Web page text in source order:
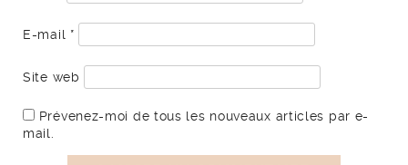
E-mail *
Site web
Prévenez-moi de tous les nouveaux articles par e-
mail.